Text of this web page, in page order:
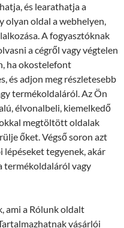
és learathatja a
olyan oldal a webhelyen,
A fogyasztóknak
a cégről vagy végtelen
ha okostelefont
és adjon meg részletesebb
termékoldaláról. Az Ön
élvonalbeli, kiemelkedő
megtöltött oldalak
őket. Végső soron azt
lépéseket tegyenek, akár
termékoldaláról vagy
ami a Rólunk oldalt
vásárlói